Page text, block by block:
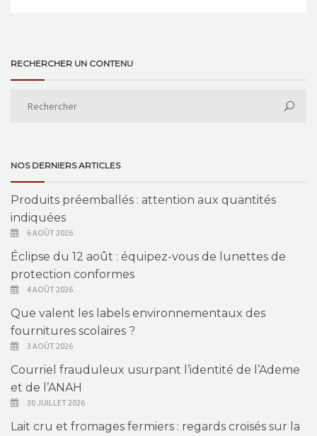
RECHERCHER UN CONTENU
NOS DERNIERS ARTICLES
Produits préemballés : attention aux quantités
indiquées
6 AOÛT 2026
Éclipse du 12 août : équipez-vous de lunettes de
protection conformes
4 AOÛT 2026
Que valent les labels environnementaux des
fournitures scolaires ?
3 AOÛT 2026
Courriel frauduleux usurpant l’identité de l’Ademe
et de l’ANAH
30 JUILLET 2026
Lait cru et fromages fermiers : regards croisés sur la